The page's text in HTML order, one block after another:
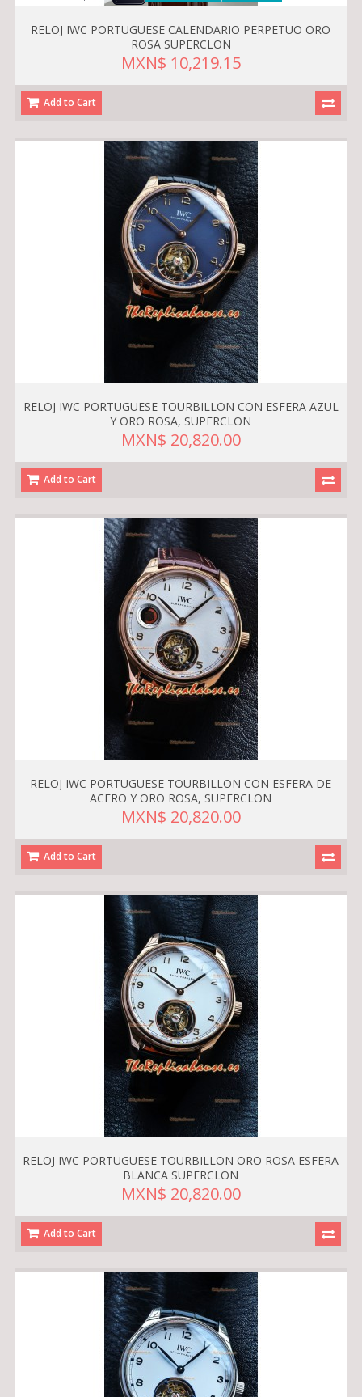
RELOJ IWC PORTUGUESE CALENDARIO PERPETUO ORO
ROSA SUPERCLON
MXN$ 10,219.15
Add to Cart
RELOJ IWC PORTUGUESE TOURBILLON CON ESFERA AZUL
Y ORO ROSA, SUPERCLON
MXN$ 20,820.00
Add to Cart
RELOJ IWC PORTUGUESE TOURBILLON CON ESFERA DE
ACERO Y ORO ROSA, SUPERCLON
MXN$ 20,820.00
Add to Cart
RELOJ IWC PORTUGUESE TOURBILLON ORO ROSA ESFERA
BLANCA SUPERCLON
MXN$ 20,820.00
Add to Cart